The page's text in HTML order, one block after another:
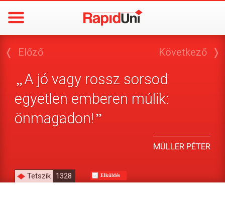
❬ Előző
„A jó vagy rossz sorsod
egyetlen emberen múlik:
önmagadon!”
MÜLLER PÉTER
Következő ❭
Tetszik 1328 Elküldés